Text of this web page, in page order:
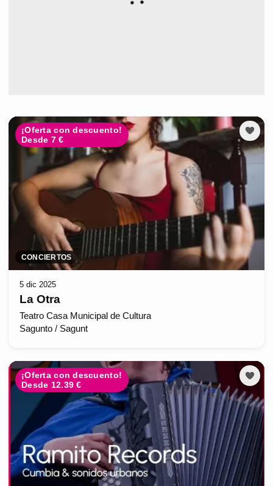
¡Oferta con descuento!
Desde 7 €
CONCIERTOS
5 dic 2025
La Otra
Teatro Casa Municipal de Cultura
Sagunto / Sagunt
¡Oferta con descuento!
Desde 12.39 €